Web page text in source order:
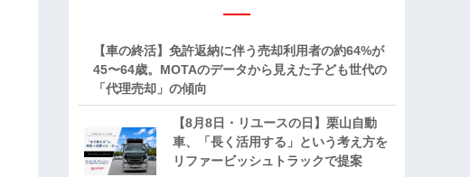
【車の終活】免許返納に伴う売却利用者の約64%が
45〜64歳。MOTAのデータから見えた子ども世代の
「代理売却」の傾向
【8月8日・リユースの日】栗山自動
車、「長く活用する」という考え方を
リファービッシュトラックで提案